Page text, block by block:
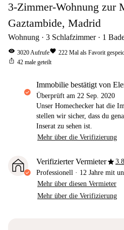
3-Zimmer-Wohnung zur
Gaztambide, Madrid
Wohnung 3 Schlafzimmer 1
visibility 3020Aufrufefavorite 222 Mal als Favorit
ios_share 42 male geteilt
Immobilie bestätigt von
Überprüft am 22 Sep. 2020
Unser Homechecker hat die
stellen wir sicher, dass du
Inserat zu sehen ist.
Mehr über die Verifizierung
Verifizierter Vermieterstar
Professionell · 12 Jahre mit
Mehr über diesen Vermieter
Mehr über die Verifizierung